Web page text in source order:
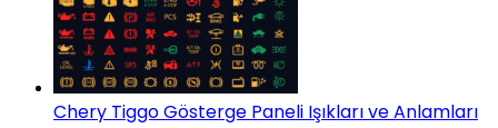
Chery Tiggo Gösterge Paneli Işıkları ve Anlamları